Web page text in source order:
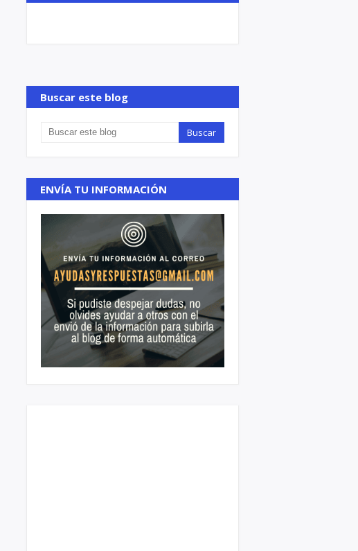
Buscar este blog
ENVÍA TU INFORMACIÓN